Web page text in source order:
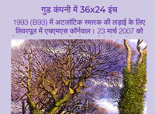
गुड कंपनी में 36x24 इंच
1993 (B93) में अटलांटिक स्मारक की लड़ाई के लिए
लिवरपूल में एचएमएस कॉर्नवाल। 23 मार्च 2007 को
ईरान के साथ एक अंतर्राष्ट्रीय हादसे के केंद्र में HMS
कॉर्नवॉल जहाज था, HMS कॉर्नवाल के पंद्रह रॉयल
नेवी के कर्मचारी एक व्यापारी जहाज की खोज कर रहे
थे, जब वे ईरानी क्रांतिकारी गार्डों की नौसेना से घिरे थे
और ईरान-इराक को बंद कर दिया था तट। ... पंद्रह
कर्मियों को तेरह दिन बाद 4 अप्रैल 2007 को रिहा
किया गया।